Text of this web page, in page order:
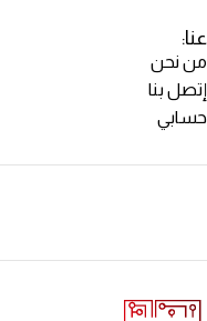
عنا:
من نحن
إتصل بنا
حسابي